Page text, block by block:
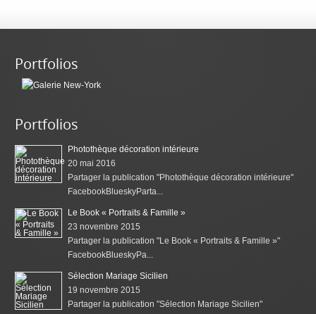
Portfolios
Portfolios
Photothèque décoration intérieure
20 mai 2016
Partager la publication "Photothèque décoration intérieure"
FacebookBlueskyParta...
Le Book « Portraits & Famille »
23 novembre 2015
Partager la publication "Le Book « Portraits & Famille »"
FacebookBlueskyPa...
Sélection Mariage Sicilien
19 novembre 2015
Partager la publication "Sélection Mariage Sicilien"